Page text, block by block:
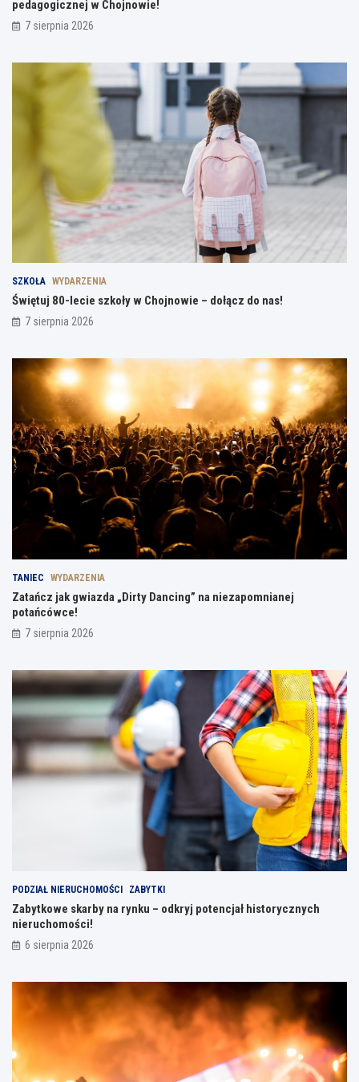
pedagogicznej w Chojnowie!
7 sierpnia 2026
SZKOŁA WYDARZENIA
Świętuj 80-lecie szkoły w Chojnowie – dołącz do nas!
7 sierpnia 2026
TANIEC WYDARZENIA
Zatańcz jak gwiazda „Dirty Dancing” na niezapomnianej
potańcówce!
7 sierpnia 2026
PODZIAŁ NIERUCHOMOŚCI ZABYTKI
Zabytkowe skarby na rynku – odkryj potencjał historycznych
nieruchomości!
6 sierpnia 2026